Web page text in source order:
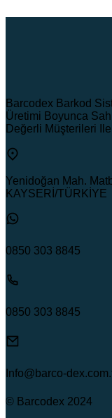
Barcodex Barkod
Üretimi Boyunca
Değerli Müşterileri
Yenidoğan Mah.
KAYSERİ/TÜRKİYE
0850 303 8845
0850 303 8845
Info@barco-
© Barcodex 2024